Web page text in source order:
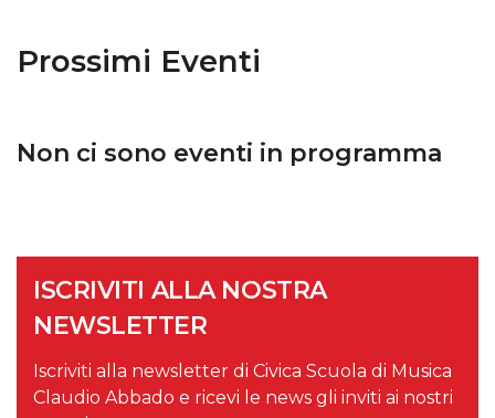
Prossimi Eventi
Non ci sono eventi in programma
ISCRIVITI ALLA NOSTRA
NEWSLETTER
Iscriviti alla newsletter di Civica Scuola di Musica
Claudio Abbado e ricevi le news gli inviti ai nostri